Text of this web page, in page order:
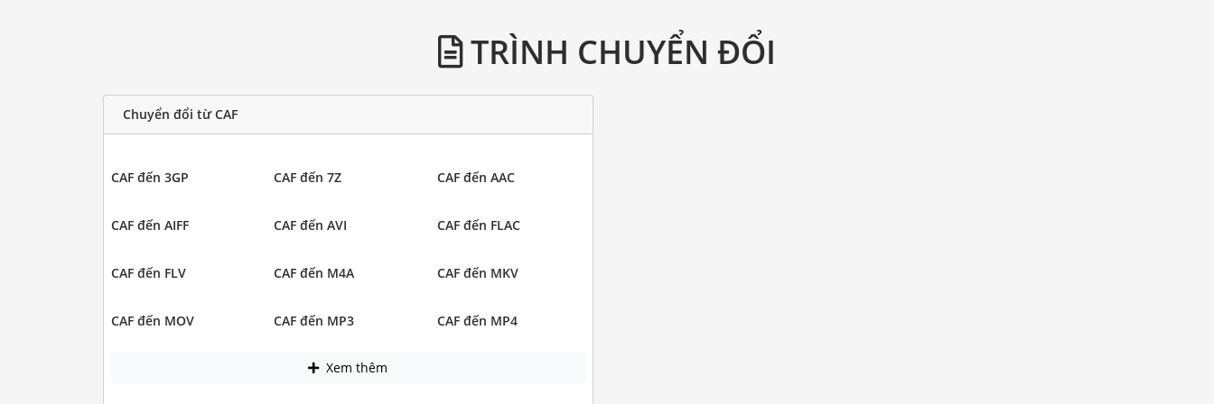
TRÌNH CHUYỂN ĐỔI
Chuyển đổi từ CAF
CAF đến 3GP CAF đến 7Z CAF đến AAC
CAF đến AIFF CAF đến AVI CAF đến FLAC
CAF đến FLV CAF đến M4A CAF đến MKV
CAF đến MOV CAF đến MP3 CAF đến MP4
Xem thêm